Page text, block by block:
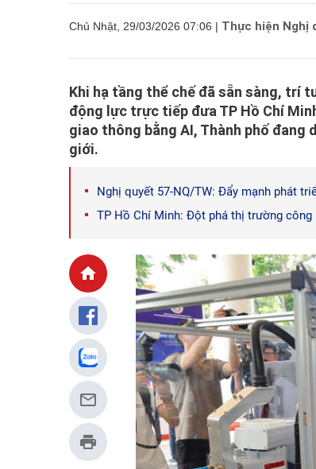
Chủ Nhật, 29/03/2026 07:06 | Thực hiện Nghị
Khi hạ tầng thể chế đã sẵn sàng, trí
động lực trực tiếp đưa TP Hồ Chí
giao thông bằng AI, Thành phố
giới.
Nghị quyết 57-NQ/TW: Đẩy mạnh phát
TP Hồ Chí Minh: Đột phá thị trường